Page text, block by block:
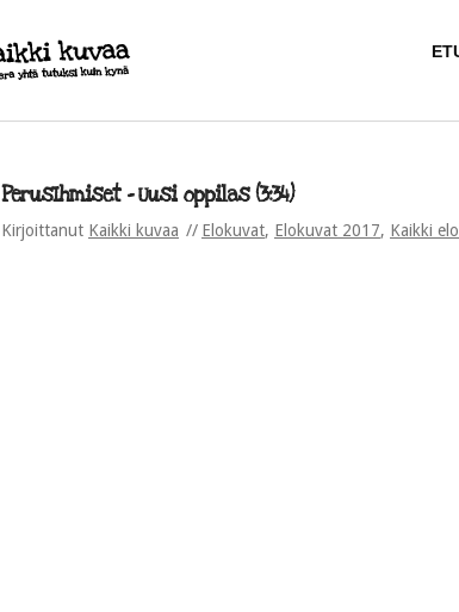
PerusIhmiset – Uusi oppilas (3:34)
Kirjoittanut Kaikki kuvaa Elokuvat, Elokuvat 2017, Kaikki